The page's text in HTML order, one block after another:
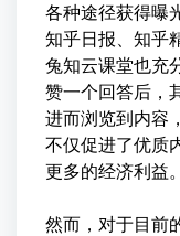
各种途径获得曝
知乎日报、知乎
兔知云课堂也充
赞一个回答后，
进而浏览到内容
不仅促进了优质
更多的经济利益。
然而，对于目前